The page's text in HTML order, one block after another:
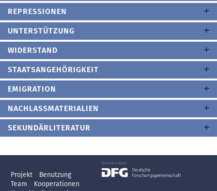
REPRESSIONEN
UNTERSTÜTZUNG
WIDERSTAND
STAATSANGEHÖRIGKEIT
EMIGRATION
NACHLASSMATERIALIEN
SEKUNDÄRLITERATUR
Projekt
Benutzung
Team
Kooperationen